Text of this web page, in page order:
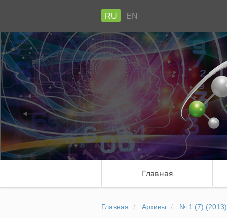
RU EN
Главная
Главная Архивы № 1 (7) (2013)